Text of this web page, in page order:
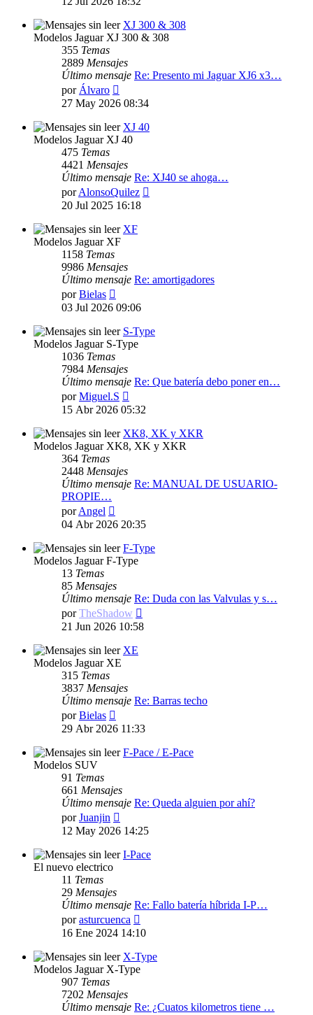
XJ 300 & 308
Modelos Jaguar XJ 300 & 308
355 Temas
2889 Mensajes
Último mensaje Re: Presento mi Jaguar XJ6 x3…
porÁlvaro
último
27 May 2026 08:34
XJ 40
Modelos Jaguar XJ 40
475 Temas
4421 Mensajes
Último mensaje Re: XJ40 se ahoga…
porAlonsoQuilez
20 Jul 2025 16:18
XF
Modelos Jaguar XF
1158 Temas
9986 Mensajes
Último mensaje Re: amortigadores
porBielas
último
03 Jul 2026 09:06
S-Type
Modelos Jaguar S-Type
1036 Temas
7984 Mensajes
Último mensaje Re: Que batería debo poner en…
porMiguel.S
último
15 Abr 2026 05:32
XK8, XK y XKR
Modelos Jaguar XK8, XK y XKR
364 Temas
2448 Mensajes
Último mensaje Re: MANUAL DE USUARIO-
PROPIE…
porAngel
último
04 Abr 2026 20:35
F-Type
Modelos Jaguar F-Type
13 Temas
85 Mensajes
Último mensaje Re: Duda con las Valvulas y s…
porTheShadow
último
21 Jun 2026 10:58
XE
Modelos Jaguar XE
315 Temas
3837 Mensajes
Último mensaje Re: Barras techo
porBielas
último
29 Abr 2026 11:33
F-Pace / E-Pace
Modelos SUV
91 Temas
661 Mensajes
Último mensaje Re: Queda alguien por ahí?
porJuanjin
último
12 May 2026 14:25
I-Pace
El nuevo electrico
11 Temas
29 Mensajes
Último mensaje Re: Fallo batería híbrida I-P…
porasturcuenca
último
16 Ene 2024 14:10
X-Type
Modelos Jaguar X-Type
907 Temas
7202 Mensajes
Último mensaje Re: ¿Cuatos kilometros tiene …